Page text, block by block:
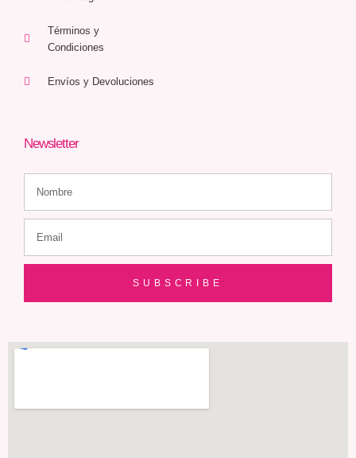
Términos y
Condiciones
Envíos y Devoluciones
Newsletter
SUBSCRIBE